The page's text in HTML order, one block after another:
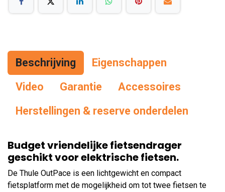
Beschrijving
Eigenschappen
Video Garantie
Accessoires
Herstellingen & reserve onderdelen
Budget vriendelijke fietsendrager
geschikt voor elektrische fietsen.
De Thule OutPace is een lichtgewicht en compact
fietsplatform met de mogelijkheid om tot twee fietsen te